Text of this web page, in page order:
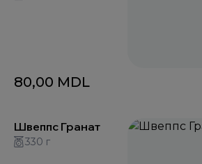
80,00 MDL
Швеппс Гранат
330 г